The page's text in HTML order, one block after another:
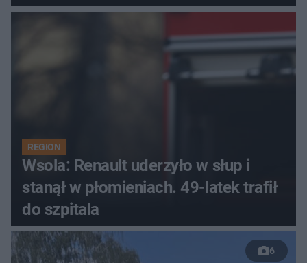
REGION
Wsola: Renault uderzyło w słup i
stanął w płomieniach. 49-latek trafił
do szpitala
6